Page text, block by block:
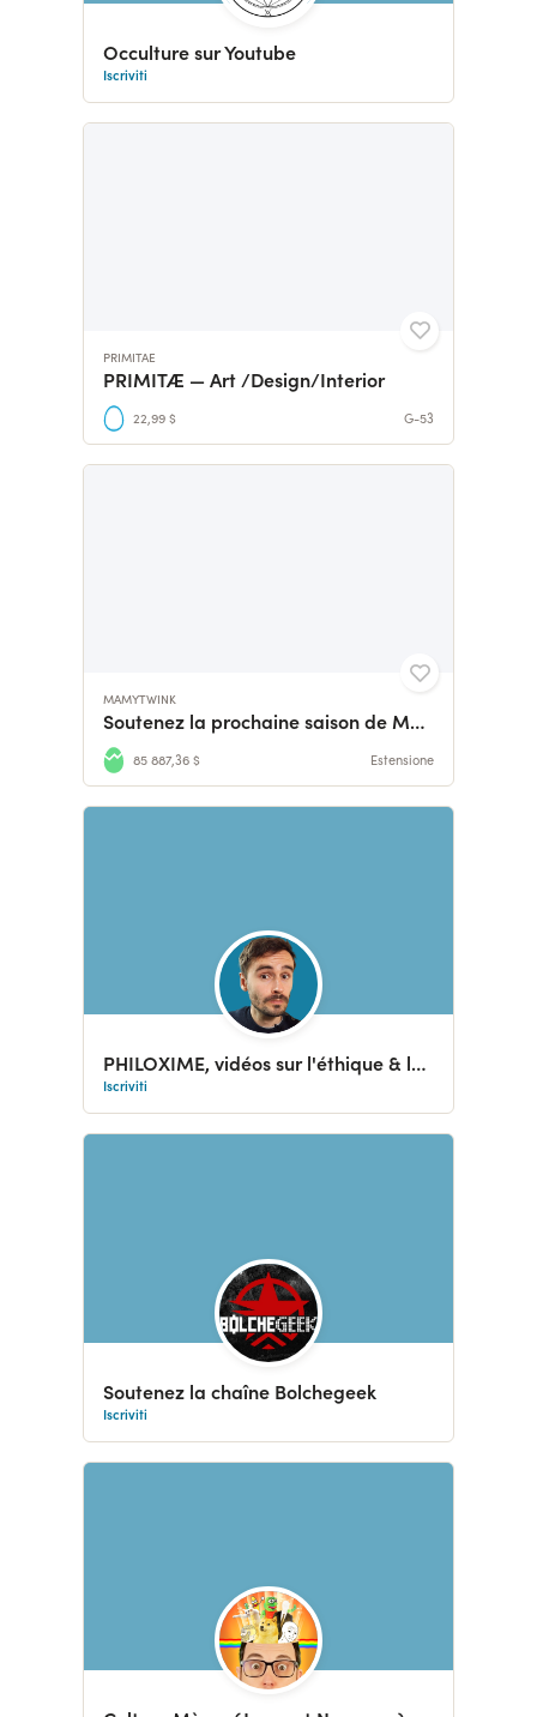
Occulture sur Youtube
Iscriviti
PRIMITAE
PRIMITÆ — Art /Design/Interior
22,99 $ G-53
MAMYTWINK
Soutenez la prochaine saison de Mamytwink
85 887,36 $ Estensione
PHILOXIME, vidéos sur l'éthique & la philo du climat
Iscriviti
Soutenez la chaîne Bolchegeek
Iscriviti